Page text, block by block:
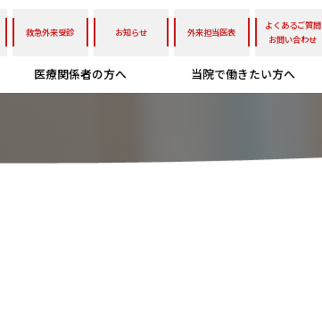
救急外来受診 お知らせ 外来担当医表
よくあるご質問
お問い合わせ
医療関係者の方へ 当院で働きたい方へ